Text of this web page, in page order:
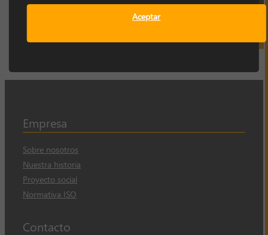
FOLLETO REVISIÓN DE IMANES
Empresa
Sobre nosotros
Nuestra historia
Proyecto social
Normativa ISO
Contacto
Aceptar